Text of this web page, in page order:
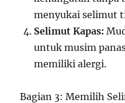
menyukai selimut
Selimut Kapas:
untuk musim
memiliki alergi.
Bagian 3: Memilih